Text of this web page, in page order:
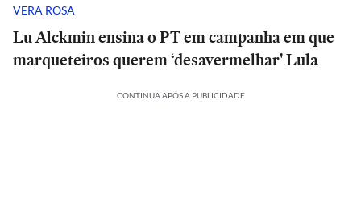
VERA ROSA
Lu Alckmin ensina o PT em campanha em que
marqueteiros querem ‘desavermelhar' Lula
CONTINUA APÓS A PUBLICIDADE